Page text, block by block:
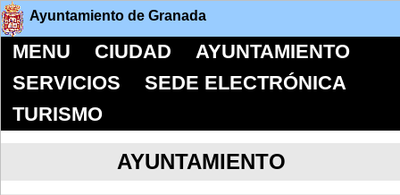
Ayuntamiento de Granada
MENU CIUDAD
AYUNTAMIENTO
SERVICIOS
SEDE ELECTRÓNICA
TURISMO
AYUNTAMIENTO